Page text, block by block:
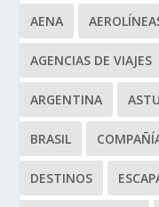
AENA
AGENCIAS DE VIAJES
ARGENTINA
BRASIL
DESTINOS